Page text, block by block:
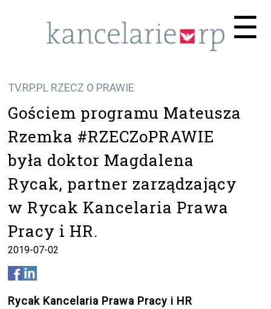
☰
TV.RP.PL RZECZ O PRAWIE
Gościem programu Mateusza
Rzemka #RZECZoPRAWIE
była doktor Magdalena
Rycak, partner zarządzający
w Rycak Kancelaria Prawa
Pracy i HR.
2019-07-02
Rycak Kancelaria Prawa Pracy i HR